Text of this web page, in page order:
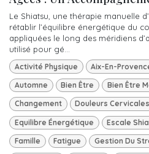
Le Shiatsu, une thérapie manuelle
rétablir l’équilibre énergétique du
appliquées le long des méridiens
utilisé pour gé...
Activité Physique Aix-En-
Automne Bien Être Bien Être
Changement Douleurs Cervicales
Equilibre Énergétique Escale
Famille Fatigue Gestion Du